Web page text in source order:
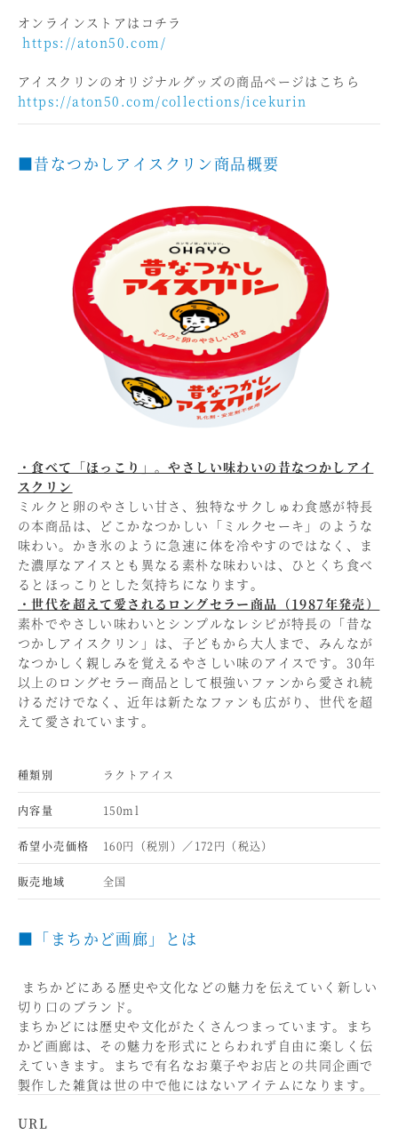
オンラインストアはコチラ
https://aton50.com/
アイスクリンのオリジナルグッズの商品ページはこちら
https://aton50.com/collections/icekurin
■昔なつかしアイスクリン商品概要
・食べて「ほっこり」。やさしい味わいの昔なつかしアイ
スクリン
ミルクと卵のやさしい甘さ、独特なサクしゅわ食感が特長
の本商品は、どこかなつかしい「ミルクセーキ」のような
味わい。かき氷のように急速に体を冷やすのではなく、ま
た濃厚なアイスとも異なる素朴な味わいは、ひとくち食べ
るとほっこりとした気持ちになります。
・世代を超えて愛されるロングセラー商品（1987年発売）
素朴でやさしい味わいとシンプルなレシピが特長の「昔な
つかしアイスクリン」は、子どもから大人まで、みんなが
なつかしく親しみを覚えるやさしい味のアイスです。30年
以上のロングセラー商品として根強いファンから愛され続
けるだけでなく、近年は新たなファンも広がり、世代を超
えて愛されています。
種類別 ラクトアイス
内容量 150ml
希望小売価格 160円（税別）／172円（税込）
販売地域 全国
■「まちかど画廊」とは
まちかどにある歴史や文化などの魅力を伝えていく新しい
切り口のブランド。
まちかどには歴史や文化がたくさんつまっています。まち
かど画廊は、その魅力を形式にとらわれず自由に楽しく伝
えていきます。まちで有名なお菓子やお店との共同企画で
製作した雑貨は世の中で他にはないアイテムになります。
URL